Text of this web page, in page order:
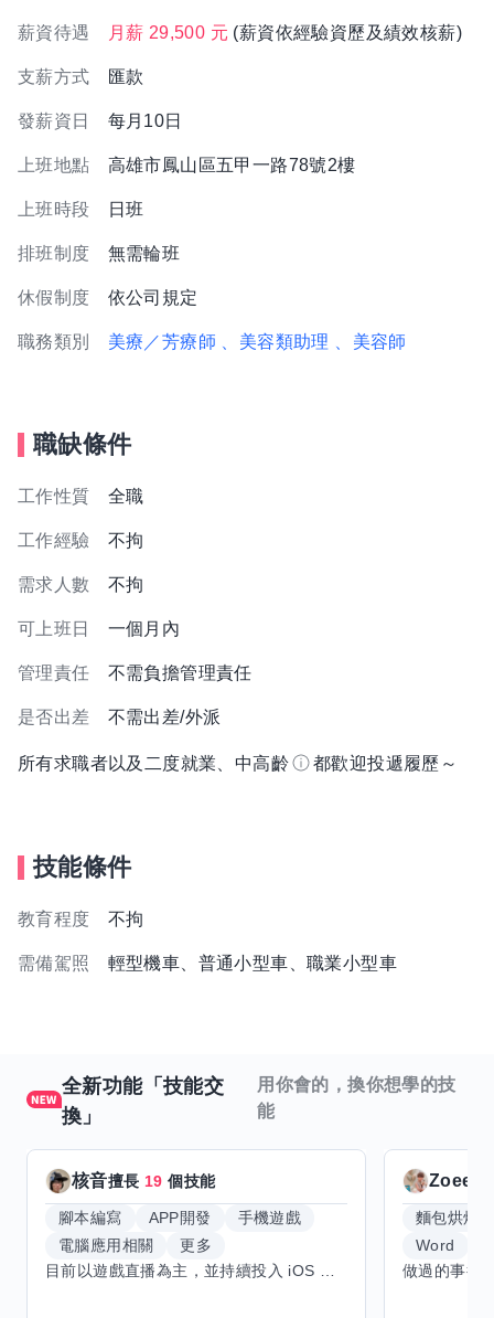
薪資待遇 月薪 29,500 元 (薪資依經驗資歷及績效核薪)
支薪方式 匯款
發薪資日 每月10日
上班地點 高雄市鳳山區五甲一路78號2樓
上班時段 日班
排班制度 無需輪班
休假制度 依公司規定
職務類別 美療／芳療師 、美容類助理 、美容師
職缺條件
工作性質 全職
工作經驗 不拘
需求人數 不拘
可上班日 一個月內
管理責任 不需負擔管理責任
是否出差 不需出差/外派
所有求職者以及二度就業、中高齡 都歡迎投遞履歷～
技能條件
教育程度 不拘
需備駕照 輕型機車、普通小型車、職業小型車
全新功能「技能交
換」
用你會的，換你想學的技
能
核音擅長 19 個技能
腳本編寫 APP開發
手機遊戲
電腦應用相關
更多
Zoeey
麵包烘焙
Word